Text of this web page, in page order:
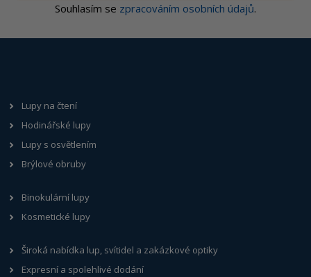
Souhlasím se zpracováním osobních údajů.
Lupy na čtení
Hodinářské lupy
Lupy s osvětlením
Brýlové obruby
Binokulární lupy
Kosmetické lupy
Široká nabídka lup, svítidel a zakázkové optiky
Expresní a spolehlivé dodání